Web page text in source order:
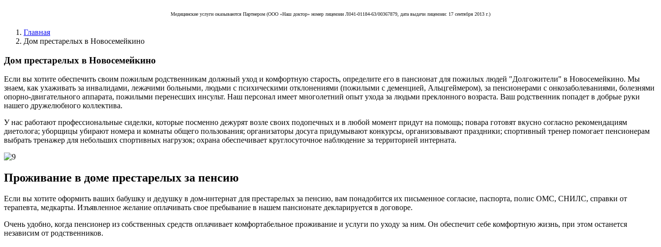
Медицинские услуги оказываются Партнером (ООО «Наш доктор» номер лицензии Л041-01184-63/00367879, дата выдачи лицензии: 17 сентября 2013 г.)
Главная
Дом престарелых в Новосемейкино
Дом престарелых в Новосемейкино
Если вы хотите обеспечить своим пожилым родственникам должный уход и комфортную старость, определите его в пансионат для пожилых людей "Долгожители" в Новосемейкино. Мы
знаем, как ухаживать за инвалидами, лежачими больными, людьми с психическими отклонениями (пожилыми с деменцией, Альцгеймером), за пенсионерами с онкозаболеваниями, болезнями
опорно-двигательного аппарата, пожилыми перенесших инсульт. Наш персонал имеет многолетний опыт ухода за людьми преклонного возраста. Ваш родственник попадет в добрые руки
нашего дружелюбного коллектива.
У нас работают профессиональные сиделки, которые посменно дежурят возле своих подопечных и в любой момент придут на помощь; повара готовят вкусно согласно рекомендациям
диетолога; уборщицы убирают номера и комнаты общего пользования; организаторы досуга придумывают конкурсы, организовывают праздники; спортивный тренер помогает пенсионерам
выбрать тренажер для небольших спортивных нагрузок; охрана обеспечивает круглосуточное наблюдение за территорией интерната.
Проживание в доме престарелых за пенсию
Если вы хотите оформить ваших бабушку и дедушку в дом-интернат для престарелых за пенсию, вам понадобится их письменное согласие, паспорта, полис ОМС, СНИЛС, справки от
терапевта, медкарты. Изъявленное желание оплачивать свое пребывание в нашем пансионате декларируется в договоре.
Очень удобно, когда пенсионер из собственных средств оплачивает комфортабельное проживание и услуги по уходу за ним. Он обеспечит себе комфортную жизнь, при этом останется
независим от родственников.